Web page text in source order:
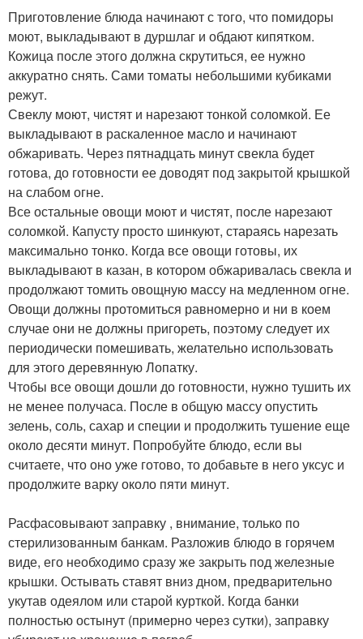
Приготовление блюда начинают с того, что помидоры
моют, выкладывают в дуршлаг и обдают кипятком.
Кожица после этого должна скрутиться, ее нужно
аккуратно снять. Сами томаты небольшими кубиками
режут.
Свеклу моют, чистят и нарезают тонкой соломкой. Ее
выкладывают в раскаленное масло и начинают
обжаривать. Через пятнадцать минут свекла будет
готова, до готовности ее доводят под закрытой крышкой
на слабом огне.
Все остальные овощи моют и чистят, после нарезают
соломкой. Капусту просто шинкуют, стараясь нарезать
максимально тонко. Когда все овощи готовы, их
выкладывают в казан, в котором обжаривалась свекла и
продолжают томить овощную массу на медленном огне.
Овощи должны протомиться равномерно и ни в коем
случае они не должны пригореть, поэтому следует их
периодически помешивать, желательно использовать
для этого деревянную Лопатку.
Чтобы все овощи дошли до готовности, нужно тушить их
не менее получаса. После в общую массу опустить
зелень, соль, сахар и специи и продолжить тушение еще
около десяти минут. Попробуйте блюдо, если вы
считаете, что оно уже готово, то добавьте в него уксус и
продолжите варку около пяти минут.
Расфасовывают заправку , внимание, только по
стерилизованным банкам. Разложив блюдо в горячем
виде, его необходимо сразу же закрыть под железные
крышки. Остывать ставят вниз дном, предварительно
укутав одеялом или старой курткой. Когда банки
полностью остынут (примерно через сутки), заправку